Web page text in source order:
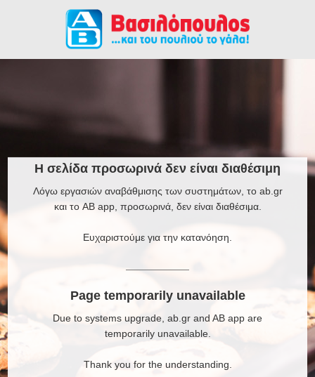
Η σελίδα προσωρινά δεν είναι διαθέσιμη
Λόγω εργασιών αναβάθμισης των συστημάτων, το ab.gr
και το AB app, προσωρινά, δεν είναι διαθέσιμα.
Ευχαριστούμε για την κατανόηση.
Page temporarily unavailable
Due to systems upgrade, ab.gr and AB app are
temporarily unavailable.
Thank you for the understanding.